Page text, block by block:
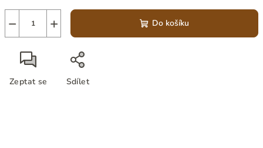
+
− Do košíku
Zeptat se Sdílet